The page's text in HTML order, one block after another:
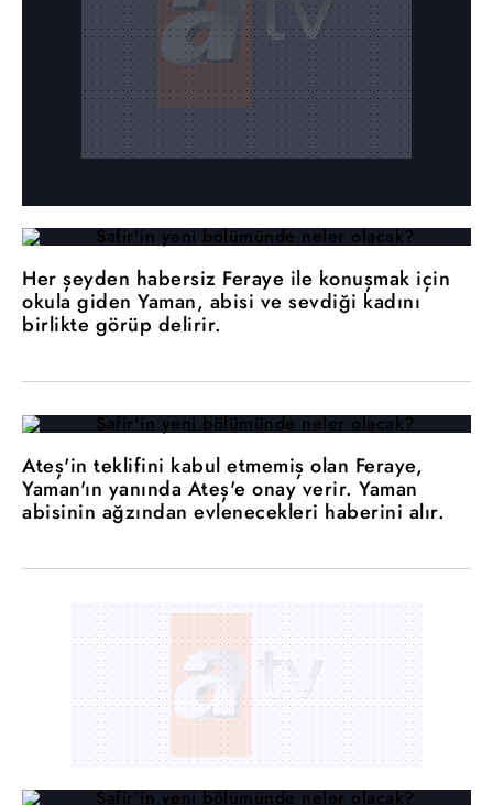
Her şeyden habersiz Feraye ile konuşmak için
okula giden Yaman, abisi ve sevdiği kadını
birlikte görüp delirir.
Ateş'in teklifini kabul etmemiş olan Feraye,
Yaman'ın yanında Ateş'e onay verir. Yaman
abisinin ağzından evlenecekleri haberini alır.